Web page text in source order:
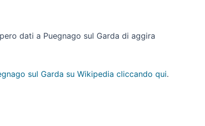
dati a Puegnago sul Garda di aggira
sul Garda su Wikipedia cliccando qui.